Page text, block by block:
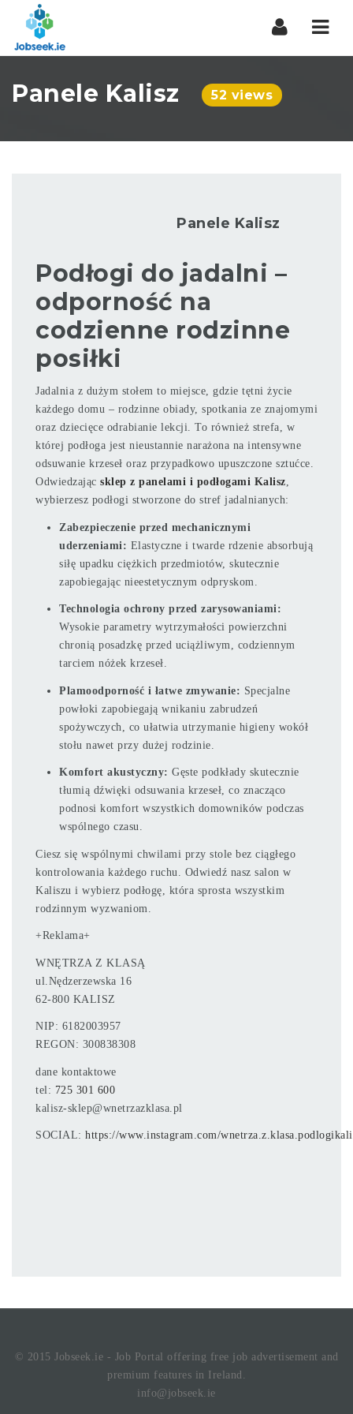
Panele Kalisz 52 views
Panele Kalisz
Podłogi do jadalni –
odporność na
codzienne rodzinne
posiłki
Jadalnia z dużym stołem to miejsce, gdzie tętni życie
każdego domu – rodzinne obiady, spotkania ze znajomymi
oraz dziecięce odrabianie lekcji. To również strefa, w
której podłoga jest nieustannie narażona na intensywne
odsuwanie krzeseł oraz przypadkowo upuszczone sztućce.
Odwiedzając sklep z panelami i podłogami Kalisz,
wybierzesz podłogi stworzone do stref jadalnianych:
Zabezpieczenie przed mechanicznymi
uderzeniami: Elastyczne i twarde rdzenie absorbują
siłę upadku ciężkich przedmiotów, skutecznie
zapobiegając nieestetycznym odpryskom.
Technologia ochrony przed zarysowaniami:
Wysokie parametry wytrzymałości powierzchni
chronią posadzkę przed uciążliwym, codziennym
tarciem nóżek krzeseł.
Plamoodporność i łatwe zmywanie: Specjalne
powłoki zapobiegają wnikaniu zabrudzeń
spożywczych, co ułatwia utrzymanie higieny wokół
stołu nawet przy dużej rodzinie.
Komfort akustyczny: Gęste podkłady skutecznie
tłumią dźwięki odsuwania krzeseł, co znacząco
podnosi komfort wszystkich domowników podczas
wspólnego czasu.
Ciesz się wspólnymi chwilami przy stole bez ciągłego
kontrolowania każdego ruchu. Odwiedź nasz salon w
Kaliszu i wybierz podłogę, która sprosta wszystkim
rodzinnym wyzwaniom.
+Reklama+
WNĘTRZA Z KLASĄ
ul.Nędzerzewska 16
62-800 KALISZ
NIP: 6182003957
REGON: 300838308
dane kontaktowe
tel: 725 301 600
kalisz-sklep@wnetrzazklasa.pl
SOCIAL: https://www.instagram.com/
© 2015 Jobseek.ie - Job Portal offering free job advertisement and
premium features in Ireland.
info@jobseek.ie